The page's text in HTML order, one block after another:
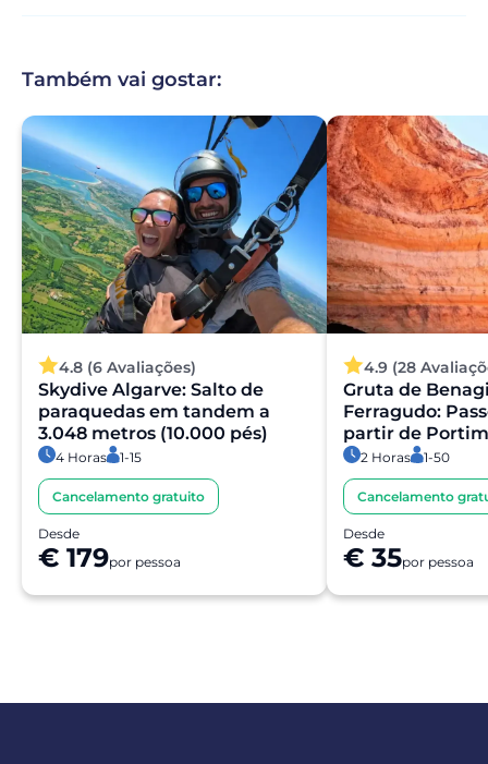
sistemas de pagamento seguros e encriptados,
financeiros.
Também vai gostar:
4.8 (6 Avaliações)
Skydive Algarve: Salto de
paraquedas em tandem a
3.048 metros (10.000 pés)
4 Horas 1-15
Cancelamento gratuito
Desde
€ 179por pessoa
4.9 (28
Gruta de
Ferragudo:
partir de
2 Horas 1-50
Cancelamento
Desde
€ 35por pessoa